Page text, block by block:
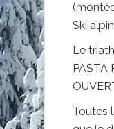
Ski
Le
PASTA
Toutes